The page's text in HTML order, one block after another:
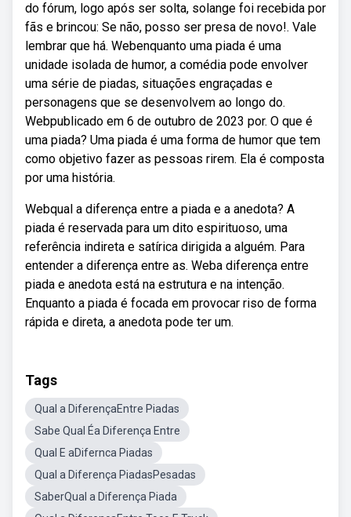
do fórum, logo após ser solta, solange foi recebida por
fãs e brincou: Se não, posso ser presa de novo!. Vale
lembrar que há. Webenquanto uma piada é uma
unidade isolada de humor, a comédia pode envolver
uma série de piadas, situações engraçadas e
personagens que se desenvolvem ao longo do.
Webpublicado em 6 de outubro de 2023 por. O que é
uma piada? Uma piada é uma forma de humor que tem
como objetivo fazer as pessoas rirem. Ela é composta
por uma história.
Webqual a diferença entre a piada e a anedota? A
piada é reservada para um dito espirituoso, uma
referência indireta e satírica dirigida a alguém. Para
entender a diferença entre as. Weba diferença entre
piada e anedota está na estrutura e na intenção.
Enquanto a piada é focada em provocar riso de forma
rápida e direta, a anedota pode ter um.
Tags
Qual a DiferençaEntre Piadas
Sabe Qual Éa Diferença Entre
Qual E aDifernca Piadas
Qual a Diferença PiadasPesadas
SaberQual a Diferença Piada